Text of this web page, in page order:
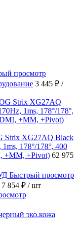
просмотр
3 445 ₽ /
XG27AQ Black
178°/178°, 400
+MM, +Pivot) 62 975
Быстрый просмотр
7 854 ₽ / шт